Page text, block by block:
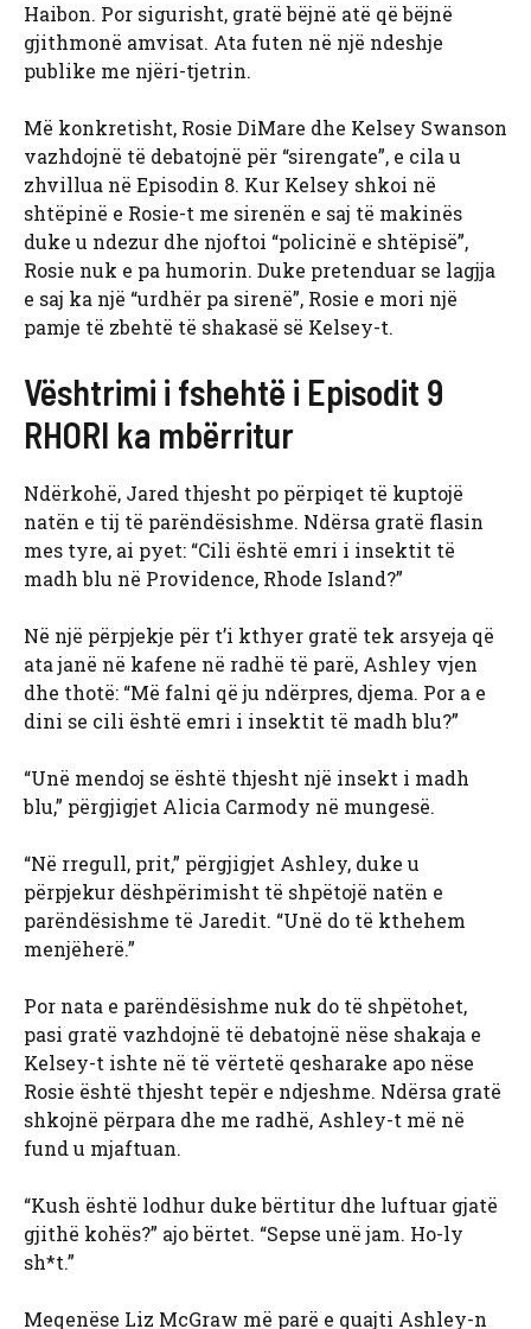
Haibon. Por sigurisht, gratë bëjnë atë që bëjnë
gjithmonë amvisat. Ata futen në një ndeshje
publike me njëri-tjetrin.
Më konkretisht, Rosie DiMare dhe Kelsey Swanson
vazhdojnë të debatojnë për “sirengate”, e cila u
zhvillua në Episodin 8. Kur Kelsey shkoi në
shtëpinë e Rosie-t me sirenën e saj të makinës
duke u ndezur dhe njoftoi “policinë e shtëpisë”,
Rosie nuk e pa humorin. Duke pretenduar se lagjja
e saj ka një “urdhër pa sirenë”, Rosie e mori një
pamje të zbehtë të shakasë së Kelsey-t.
Vështrimi i fshehtë i Episodit 9
RHORI ka mbërritur
Ndërkohë, Jared thjesht po përpiqet të kuptojë
natën e tij të parëndësishme. Ndërsa gratë flasin
mes tyre, ai pyet: “Cili është emri i insektit të
madh blu në Providence, Rhode Island?”
Në një përpjekje për t’i kthyer gratë tek arsyeja që
ata janë në kafene në radhë të parë, Ashley vjen
dhe thotë: “Më falni që ju ndërpres, djema. Por a e
dini se cili është emri i insektit të madh blu?”
“Unë mendoj se është thjesht një insekt i madh
blu,” përgjigjet Alicia Carmody në mungesë.
“Në rregull, prit,” përgjigjet Ashley, duke u
përpjekur dëshpërimisht të shpëtojë natën e
parëndësishme të Jaredit. “Unë do të kthehem
menjëherë.”
Por nata e parëndësishme nuk do të shpëtohet,
pasi gratë vazhdojnë të debatojnë nëse shakaja e
Kelsey-t ishte në të vërtetë qesharake apo nëse
Rosie është thjesht tepër e ndjeshme. Ndërsa gratë
shkojnë përpara dhe me radhë, Ashley-t më në
fund u mjaftuan.
“Kush është lodhur duke bërtitur dhe luftuar gjatë
gjithë kohës?” ajo bërtet. “Sepse unë jam. Ho-ly
sh*t.”
Meqenëse Liz McGraw më parë e quajti Ashley-n